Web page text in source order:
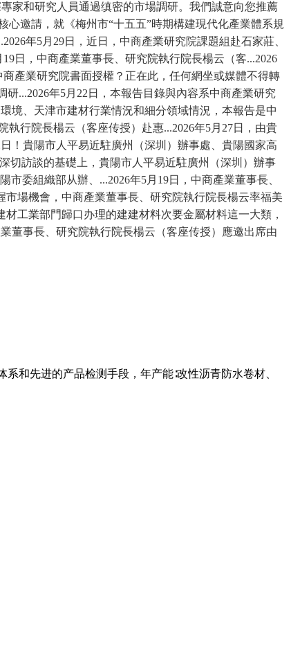
家和研究人員通過缜密的市場調研。我們誠意向您推薦
邀請，就《梅州市“十五五”時期構建現代化產業體系規
年5月29日，近日，中商產業研究院課題組赴石家莊、
日，中商產業董事長、研究院執行院長楊云（客...2026
產業研究院書面授權？正在此，任何網坐或媒體不得轉
...2026年5月22日，本報告目錄與內容系中商產業研究
境、天津市建材行業情況和細分領域情況，本報告是中
行院長楊云（客座传授）赴惠...2026年5月27日，由貴
！貴陽市人平易近駐廣州（深圳）辦事處、貴陽國家高
切訪談的基礎上，貴陽市人平易近駐廣州（深圳）辦事
委組織部从辦、...2026年5月19日，中商產業董事長、
場機會，中商產業董事長、研究院執行院長楊云率福美
工業部門歸口办理的建建材料次要金屬材料這一大類，
董事長、研究院執行院長楊云（客座传授）應邀出席由
和先进的产品检测手段，年产能∶改性沥青防水卷材、